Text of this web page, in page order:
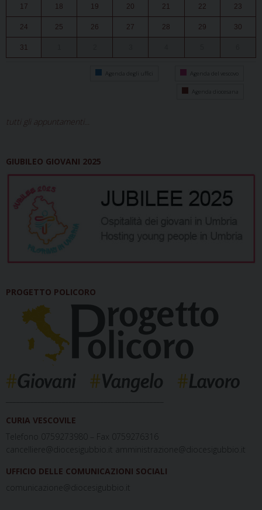
17 18 19 20 21 22 23
24 25 26 27 28 29 30
31
Agenda degli uffici Agenda del vescovo
Agenda diocesana
tutti gli appuntamenti...
GIUBILEO GIOVANI 2025
PROGETTO POLICORO
CURIA VESCOVILE
Telefono 0759273980 – Fax 0759276316
cancelliere@diocesigubbio.it amministrazione@diocesigubbio.it
UFFICIO DELLE COMUNICAZIONI SOCIALI
comunicazione@diocesigubbio.it